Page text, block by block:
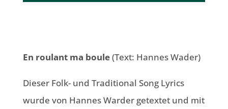
En roulant ma boule(Text: Hannes Wader)
Dieser Folk- und Traditional Song Lyrics
wurde von Hannes Warder getextet und mit